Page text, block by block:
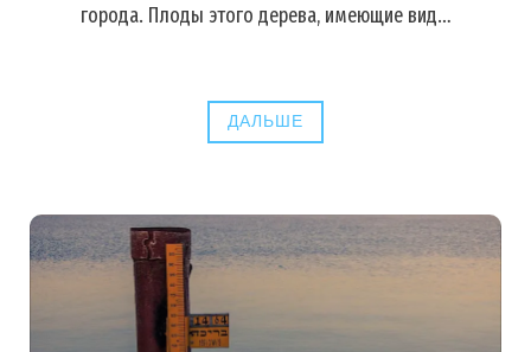
города. Плоды этого дерева, имеющие вид…
ДАЛЬШЕ